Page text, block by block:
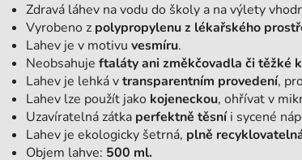
Zdravá láhev na vodu do školy a na výlety
Vyrobeno z polypropylenu z lékařského
Lahev je v motivu vesmíru.
Neobsahuje ftaláty ani změkčovadla či těžké
Lahev je lehká vtransparentním provedení,
Lahev lze použít jako kojeneckou, ohřívat v
Uzavíratelná zátka perfektně těsníi sycené
Lahev je ekologicky šetrná, plně
Objem lahve: 500 ml.